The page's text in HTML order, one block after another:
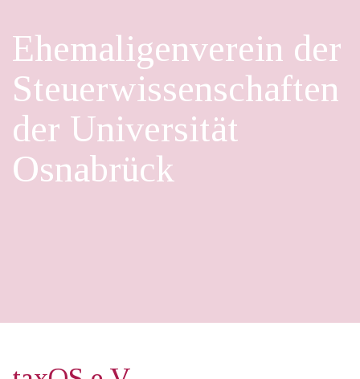
Ehemaligenverein der
Steuerwissenschaften
der Universität
Osnabrück